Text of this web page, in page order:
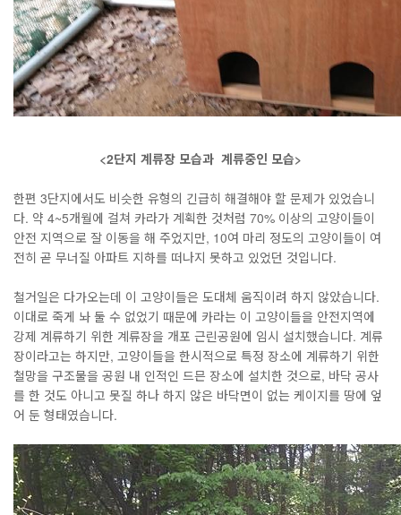
<2단지 계류장 모습과 계류중인 모습>
한편 3단지에서도 비슷한 유형의 긴급히 해결해야 할 문제가 있었습니
다. 약 4~5개월에 걸쳐 카라가 계획한 것처럼 70% 이상의 고양이들이
안전 지역으로 잘 이동을 해 주었지만, 10여 마리 정도의 고양이들이 여
전히 곧 무너질 아파트 지하를 떠나지 못하고 있었던 것입니다.
철거일은 다가오는데 이 고양이들은 도대체 움직이려 하지 않았습니다.
이대로 죽게 놔 둘 수 없었기 때문에 카라는 이 고양이들을 안전지역에
강제 계류하기 위한 계류장을 개포 근린공원에 임시 설치했습니다. 계류
장이라고는 하지만, 고양이들을 한시적으로 특정 장소에 계류하기 위한
철망을 구조물을 공원 내 인적인 드믄 장소에 설치한 것으로, 바닥 공사
를 한 것도 아니고 못질 하나 하지 않은 바닥면이 없는 케이지를 땅에 엎
어 둔 형태였습니다.